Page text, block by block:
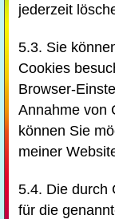
jederzeit
5.3. Sie
Cookies
Browser-
Annahme von
können Sie
meiner
5.4. Die durch
für die